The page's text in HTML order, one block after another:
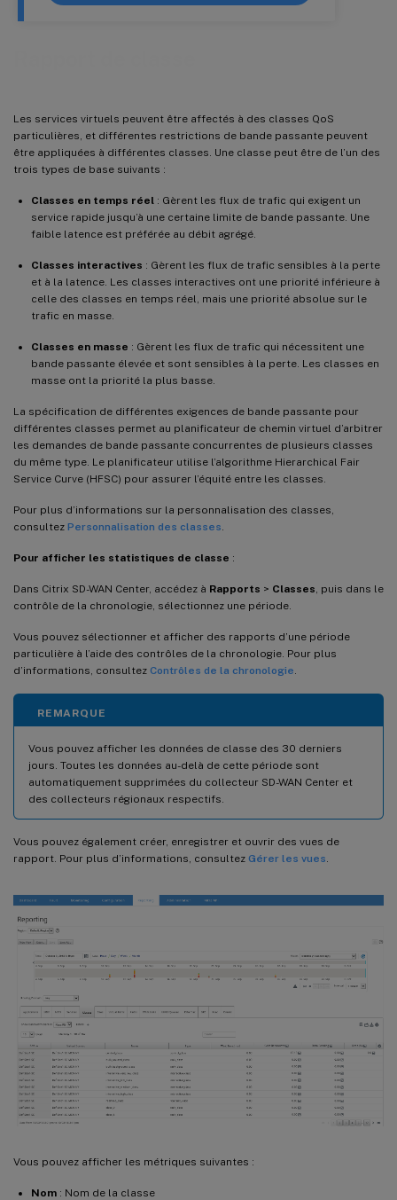
Les services virtuels peuvent être affectés à des classes QoS
particulières, et différentes restrictions de bande passante peuvent
être appliquées à différentes classes. Une classe peut être de l’un des
trois types de base suivants :
Classes en temps réel : Gèrent les flux de trafic qui exigent un
service rapide jusqu’à une certaine limite de bande passante. Une
faible latence est préférée au débit agrégé.
Classes interactives : Gèrent les flux de trafic sensibles à la perte
et à la latence. Les classes interactives ont une priorité inférieure à
celle des classes en temps réel, mais une priorité absolue sur le
trafic en masse.
Classes en masse : Gèrent les flux de trafic qui nécessitent une
bande passante élevée et sont sensibles à la perte. Les classes en
masse ont la priorité la plus basse.
La spécification de différentes exigences de bande passante pour
différentes classes permet au planificateur de chemin virtuel d’arbitrer
les demandes de bande passante concurrentes de plusieurs classes
du même type. Le planificateur utilise l’algorithme Hierarchical Fair
Service Curve (HFSC) pour assurer l’équité entre les classes.
Pour plus d’informations sur la personnalisation des classes,
consultez Personnalisation des classes
Pour afficher les statistiques de classe :
Dans Citrix SD-WAN Center, accédez à Rapports > Classes , puis dans le
contrôle de la chronologie, sélectionnez une période.
Vous pouvez sélectionner et afficher des rapports d’une période
particulière à l’aide des contrôles de la chronologie. Pour plus
d’informations, consultez Contrôles de la chronologie
REMARQUE
Vous pouvez afficher les données de classe des 30 derniers
jours. Toutes les données au-delà de cette période sont
automatiquement supprimées du collecteur SD-WAN Center et
des collecteurs régionaux respectifs.
Vous pouvez également créer, enregistrer et ouvrir des vues de
rapport. Pour plus d’informations, consultez Gérer les vues
Vous pouvez afficher les métriques suivantes :
Nom : Nom de la classe